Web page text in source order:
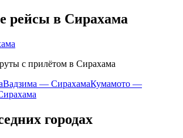
рейсы в Сирахама
с прилётом в Сирахама
Вадзима — СирахамаКумамото —
городах